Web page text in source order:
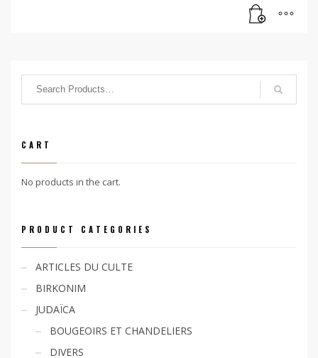
CART
No products in the cart.
PRODUCT CATEGORIES
ARTICLES DU CULTE
BIRKONIM
JUDAÏCA
BOUGEOIRS ET CHANDELIERS
DIVERS